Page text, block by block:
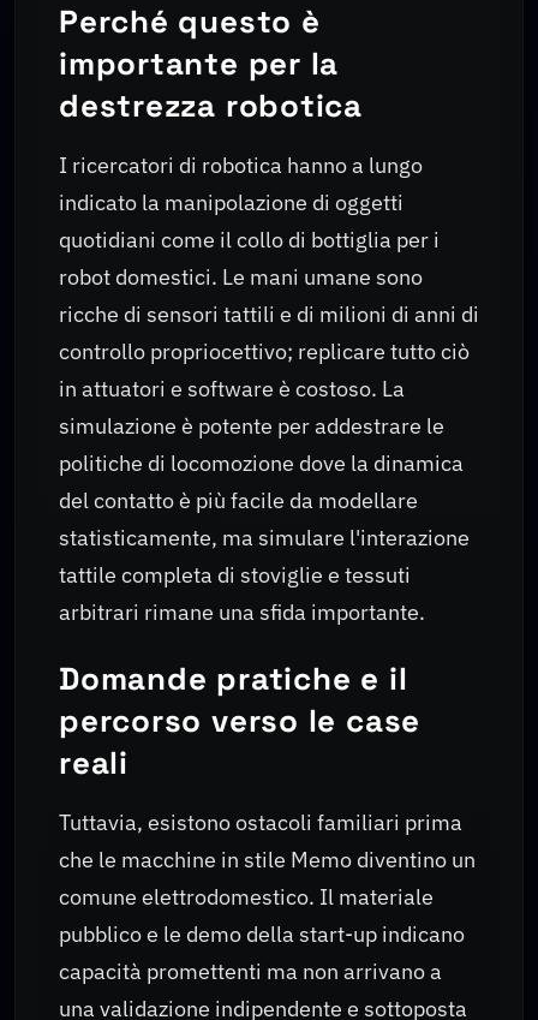
Perché questo è
importante per la
destrezza robotica
I ricercatori di robotica hanno a lungo
indicato la manipolazione di oggetti
quotidiani come il collo di bottiglia per i
robot domestici. Le mani umane sono
ricche di sensori tattili e di milioni di anni di
controllo propriocettivo; replicare tutto ciò
in attuatori e software è costoso. La
simulazione è potente per addestrare le
politiche di locomozione dove la dinamica
del contatto è più facile da modellare
statisticamente, ma simulare l'interazione
tattile completa di stoviglie e tessuti
arbitrari rimane una sfida importante.
Domande pratiche e il
percorso verso le case
reali
Tuttavia, esistono ostacoli familiari prima
che le macchine in stile Memo diventino un
comune elettrodomestico. Il materiale
pubblico e le demo della start-up indicano
capacità promettenti ma non arrivano a
una validazione indipendente e sottoposta